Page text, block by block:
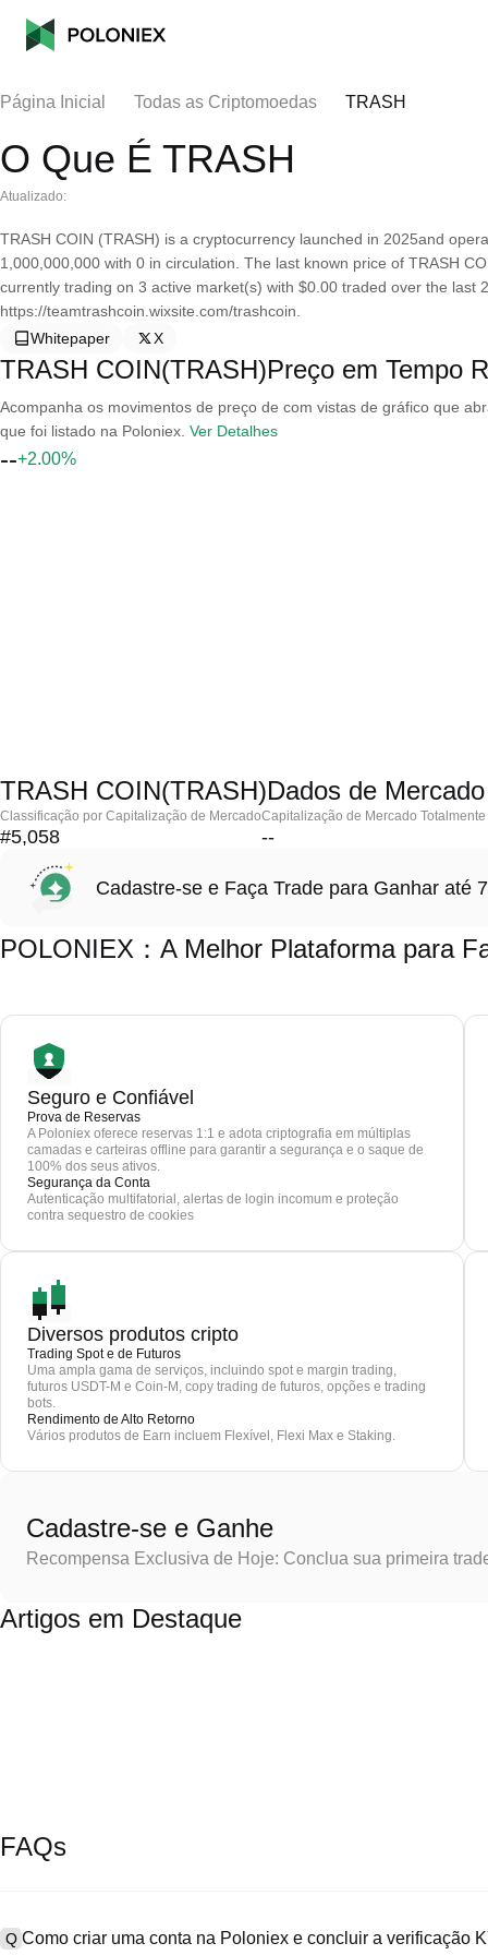
Página Inicial Todas as Criptomoedas TRASH
O Que É TRASH
Atualizado:
TRASH COIN (TRASH) is a cryptocurrency launched in 2025and
1,000,000,000 with 0 in circulation. The last known price of TRASH
currently trading on 3 active market(s) with $0.00 traded over the last
https://teamtrashcoin.wixsite.com/trashcoin.
Whitepaper
X
TRASH COIN(TRASH)Preço em Tempo
Acompanha os movimentos de preço de com vistas de gráfico que
que foi listado na Poloniex. Ver Detalhes
--+2.00%
TRASH COIN(TRASH)Dados de Mercado
Classificação por Capitalização de Mercado
#5,058
Capitalização de Mercado
--
Cadastre-se e Faça Trade para Ganhar até
POLONIEX：A Melhor Plataforma para
Seguro e Confiável
Prova de Reservas
A Poloniex oferece reservas 1:1 e adota criptografia em múltiplas
camadas e carteiras offline para garantir a segurança e o saque de
100% dos seus ativos.
Segurança da Conta
Autenticação multifatorial, alertas de login incomum e proteção
contra sequestro de cookies
Diversos produtos cripto
Trading Spot e de Futuros
Uma ampla gama de serviços, incluindo spot e margin trading,
futuros USDT-M e Coin-M, copy trading de futuros, opções e trading
bots.
Rendimento de Alto Retorno
Vários produtos de Earn incluem Flexível, Flexi Max e Staking.
Cadastre-se e Ganhe
Recompensa Exclusiva de Hoje: Conclua sua primeira
Artigos em Destaque
FAQs
Q Como criar uma conta na Poloniex e concluir a verificação